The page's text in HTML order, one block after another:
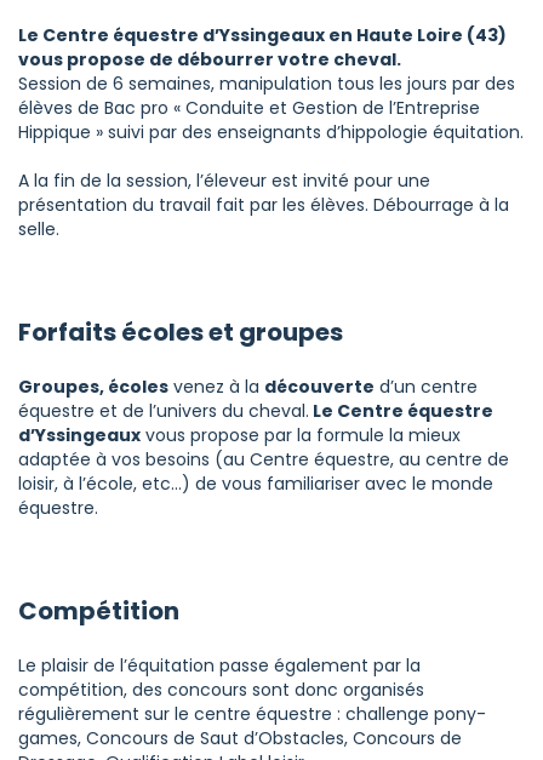
Le Centre équestre d’Yssingeaux en Haute Loire (43)
vous propose de débourrer votre cheval.
Session de 6 semaines, manipulation tous les jours par des
élèves de Bac pro « Conduite et Gestion de l’Entreprise
Hippique » suivi par des enseignants d’hippologie équitation.
A la fin de la session, l’éleveur est invité pour une
présentation du travail fait par les élèves. Débourrage à la
selle.
Forfaits écoles et groupes
Groupes, écoles venez à la découverte d’un centre
équestre et de l’univers du cheval. Le Centre équestre
d’Yssingeaux vous propose par la formule la mieux
adaptée à vos besoins (au Centre équestre, au centre de
loisir, à l’école, etc…) de vous familiariser avec le monde
équestre.
Compétition
Le plaisir de l’équitation passe également par la
compétition, des concours sont donc organisés
régulièrement sur le centre équestre : challenge pony-
games, Concours de Saut d’Obstacles, Concours de